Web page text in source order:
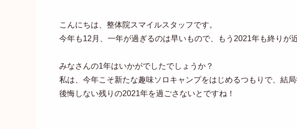
こんにちは、整体院スマイルスタッフです。
今年も12月、一年が過ぎるのは早いもので、もう2021年も終りが
みなさんの1年はいかがでしたでしょうか？
私は、今年こそ新たな趣味ソロキャンプをはじめるつもりで、結局
後悔しない残りの2021年を過ごさないとですね！